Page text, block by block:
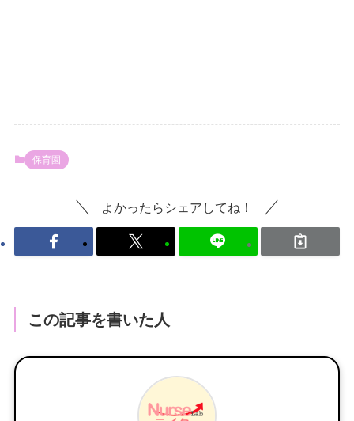
保育園
よかったらシェアしてね！
この記事を書いた人